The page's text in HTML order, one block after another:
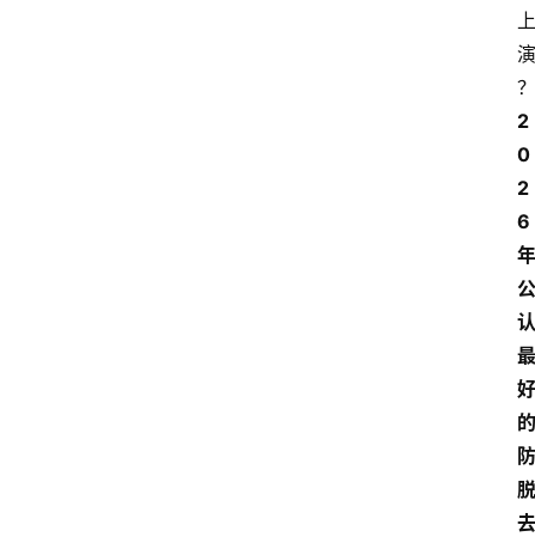
上
演
？
2
0
2
6
年
公
认
最
好
的
防
脱
去